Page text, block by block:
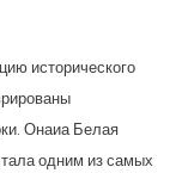
исторического
Онаиа Белая
одним из самых